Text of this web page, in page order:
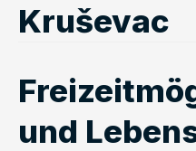
Kruševac
und